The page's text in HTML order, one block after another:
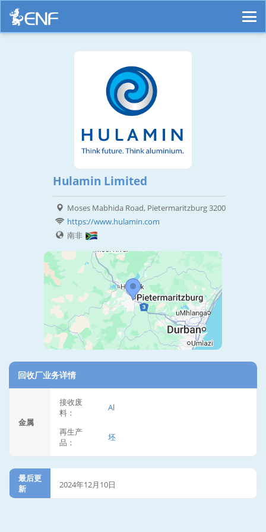
Hulamin Limited
Moses Mabhida Road, Pietermaritzburg 3200
https://www.hulamin.com
南非
回收厂业务详情
金属
接收废
料：
Al
再生产
品：
坯
最后更
新
2024年12月10日